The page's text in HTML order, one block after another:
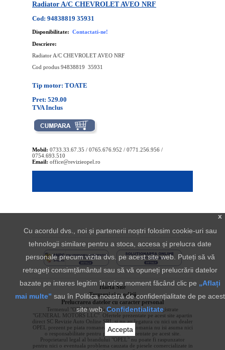
Radiator A/C CHEVROLET AVEO NRF
Cod: 94838819 35931
Disponibilitate: Contactati-ne!
Descriere:
Radiator A/C CHEVROLET AVEO NRF
Cod produs 94838819 35931
Tip motor: TOATE
Pret: 529.00
TVA Inclus
Mobil: 0733.33.67.35 / 0765.676.952 / 0771.256.956 /
0754.693.510
Email: office@revizieopel.ro
Harta Site
Termeni si conditii
Prelucrarea datelor cu caracter personal
Termenul "OPEL" si sigla aferenta sunt marci inregistrate
"GENERAL MOTORS LLC". Ofertele prezentate pe acest site apartin
direct SC Revizie Auto Online SRL si nu au legatura cu nici un dealer
OPEL prezent pe piata romaneasca. OPEL Romania nu isi asuma nici
o responsabilitate pentru produsele prezentate pe acest site.
Proprietarul legal al brandului "OPEL" nu poate fi raspunzator
pentru nici o eventuala problema cauzata de piesele comercializate in
x
Cu acordul dvs., noi și partenerii noștri folosim cookie-uri sau
tehnologii similare pentru a stoca, accesa și prelucra date
personale precum vizita dvs. pe acest site web. Puteți să vă
retrageți consimțământul sau să vă opuneți prelucrării datelor
bazate pe interes legitim în orice moment făcând clic pe „Aflați
mai multe” sau în Politica noastră de confidențialitate de pe acest
site web.Confidentialitate
Accepta